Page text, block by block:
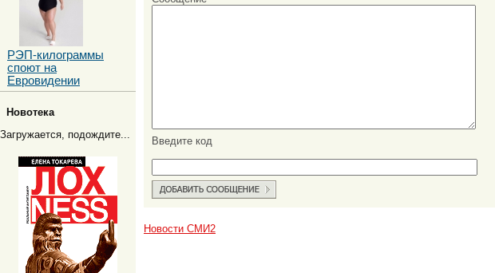
Введите код
Новости СМИ2
РЭП-килограммы
споют на
Евровидении
Новотека
Загружается, подождите...